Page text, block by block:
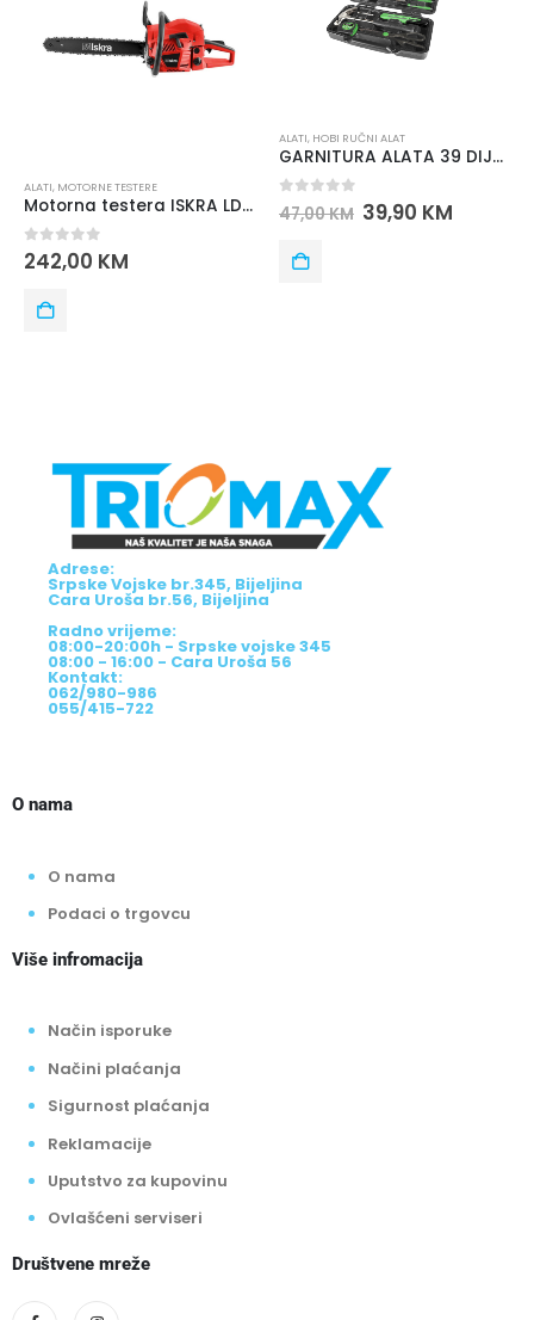
MOTORNE TESTERE
Motorna testera ISKRA LD845A
of 5
KM
HOBI RUČNI ALAT
GARNITURA ALATA 39 DIJELOVA ISKRA ERO HTWR-39
047,00KM 39,90KM
Adrese:
Srpske Vojske br.345, Bijeljina
Cara Uroša br.56, Bijeljina
Radno vrijeme:
08:00-20:00h - Srpske vojske 345
08:00 - 16:00 - Cara Uroša 56
Kontakt:
062/980-986
055/415-722
O nama
O nama
Podaci o trgovcu
Više infromacija
Način isporuke
Načini plaćanja
Sigurnost plaćanja
Reklamacije
Uputstvo za kupovinu
Ovlašćeni serviseri
Društvene mreže